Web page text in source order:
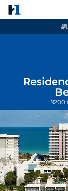
網
9200